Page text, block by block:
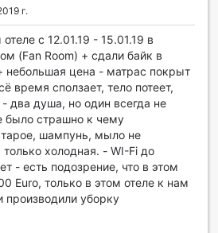
Resort
предлага редица удобства,
и удобство по време на
за рум-сървиз, вие можете
ястия и освежаващи
уюта на своята стая. Това е
деня си с вкусна
вечер с романтична
до вас.
предлага безплатен Wi-Fi
което ви позволява да
си или да планирате
в Бохол. За вашето
г.
с 12.01.19 - 15.01.19 в
(Fan Room) + сдали байк в
небольшая цена - матрас покрыт
время сползает, тело потеет,
два душа, но один всегда не
было страшно к чему
шампунь, мыло не
холодная. - WI-Fi до
- есть подозрение, что в этом
Euro, только в этом отеле к нам
производили уборку